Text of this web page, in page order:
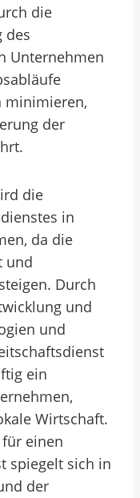
die
des
Unternehmen
minimieren,
der
die
in
da die
und
Durch
und
und
ein
Wirtschaft.
für einen
spiegelt sich in
der